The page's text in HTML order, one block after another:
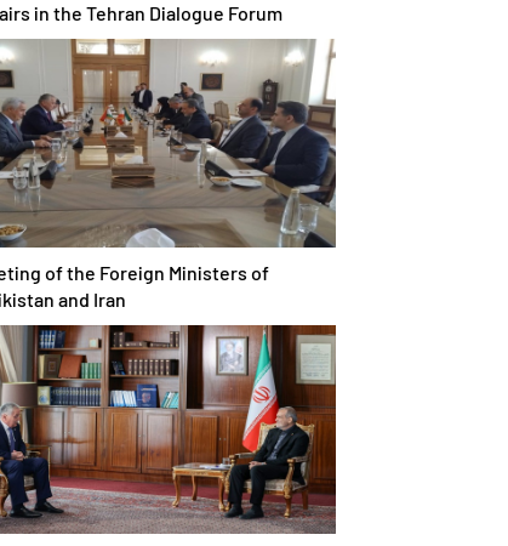
in the Tehran Dialogue Forum
of the Foreign Ministers of
and Iran